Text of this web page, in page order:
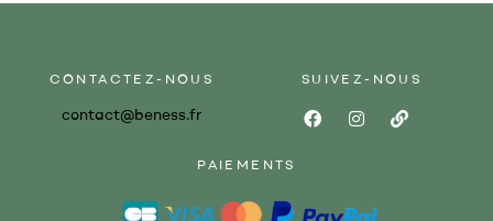
CONTACTEZ-NOUS
contact@beness.fr
SUIVEZ-NOUS
PAIEMENTS